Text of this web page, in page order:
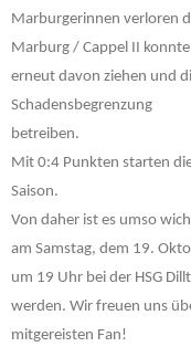
Marburgerinnen verloren
Marburg / Cappel II konnte
erneut davon ziehen und
Schadensbegrenzung
betreiben.
Mit 0:4 Punkten starten
Saison.
Von daher ist es umso
am Samstag, dem 19.
um 19 Uhr bei der HSG
werden. Wir freuen uns
mitgereisten Fan!